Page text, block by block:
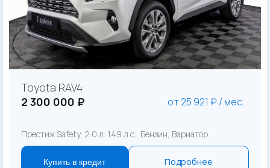
Toyota RAV4
2 300 000 ₽
от 25 921 ₽ / мес.
Престиж Safety, 2.0 л. 149 л.с., Бензин, Вариатор
Купить в кредит Подробнее